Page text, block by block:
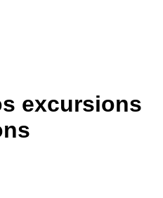
excursions